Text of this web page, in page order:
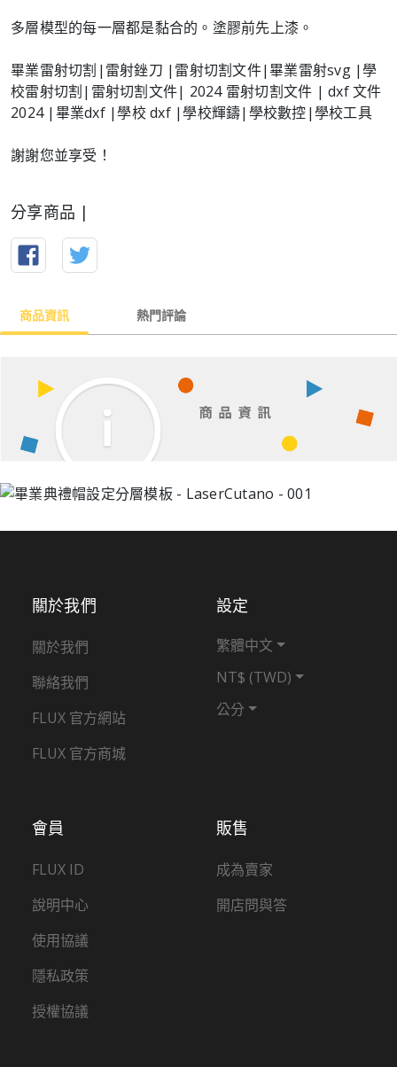
多層模型的每一層都是黏合的。塗膠前先上漆。
畢業雷射切割|雷射銼刀 |雷射切割文件|畢業雷射svg |學
校雷射切割|雷射切割文件| 2024 雷射切割文件 | dxf 文件
2024 |畢業dxf |學校 dxf |學校輝鑄|學校數控|學校工具
謝謝您並享受！
分享商品 |
商品資訊 熱門評論
販售
成為賣家
開店問與答
會員
FLUX ID
說明中心
使用協議
隱私政策
授權協議
關於我們
關於我們
聯絡我們
FLUX 官方網站
FLUX 官方商城
設定
繁體中文
NT$ (TWD)
公分